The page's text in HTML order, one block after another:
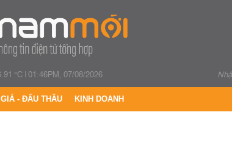
°C|01:46PM, 07/08/2026
- ĐẤU THẦU KINH DOANH